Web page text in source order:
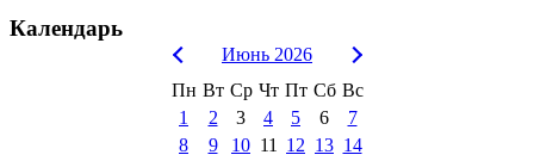
Календарь
Июнь 2026
Пн Вт Ср Чт Пт Сб Вс
1
2 3 4 5 6
7
8
9 10 11 12 13 14